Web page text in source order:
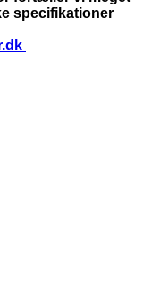
specifikationer